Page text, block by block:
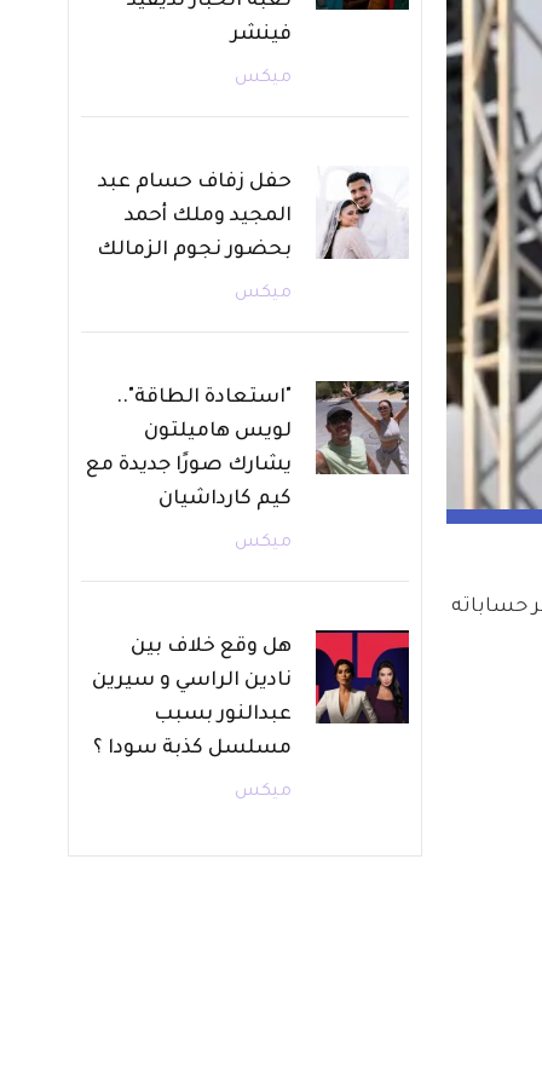
حساباته
فينشر
ميكس
حفل زفاف حسام عبد
المجيد وملك أحمد
بحضور نجوم الزمالك
ميكس
"استعادة الطاقة"..
لويس هاميلتون
يشارك صورًا جديدة مع
كيم كارداشيان
ميكس
هل وقع خلاف بين
نادين الراسي و سيرين
عبدالنور بسبب
مسلسل كذبة سودا ؟
ميكس